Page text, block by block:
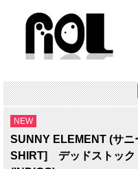
NEW
SUNNY ELEMENT (サニ
SHIRT] デッドストック